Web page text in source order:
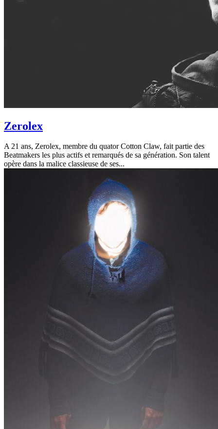
Zerolex
A 21 ans, Zerolex, membre du quator Cotton Claw, fait partie des
Beatmakers les plus actifs et remarqués de sa génération. Son talent
opère dans la malice classieuse de ses...